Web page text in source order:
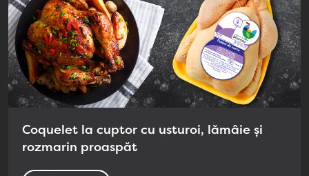
Coquelet la cuptor cu usturoi, lămâie și
rozmarin proaspăt